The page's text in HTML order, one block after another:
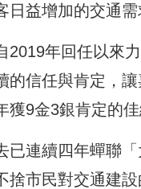
日益增加的交通
2019年回任以來
的信任與肯定，
9金3銀肯定的佳
已連續四年蟬聯
捨市民對交通建